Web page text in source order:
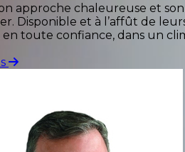
approche chaleureuse et
Disponible et à l’affût de
toute confiance, dans un